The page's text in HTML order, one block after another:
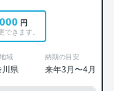
円
きます。
域
県
納期の目安
来年3月〜4月